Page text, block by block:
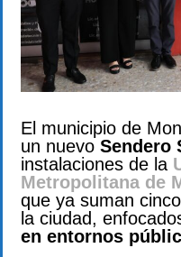
El municipio de
un nuevo Sendero
instalaciones de la
Metropolitana de
que ya suman
la ciudad,
en entornos